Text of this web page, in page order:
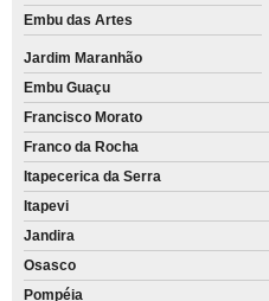
Embu das Artes
Jardim Maranhão
Embu Guaçu
Francisco Morato
Franco da Rocha
Itapecerica da Serra
Itapevi
Jandira
Osasco
Pompéia